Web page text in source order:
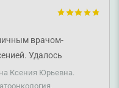
підтвердження
міцного здоров'я!
врачом-
Удалось
хорошее состояние
в удобное время и
Ксения Юрьевна.